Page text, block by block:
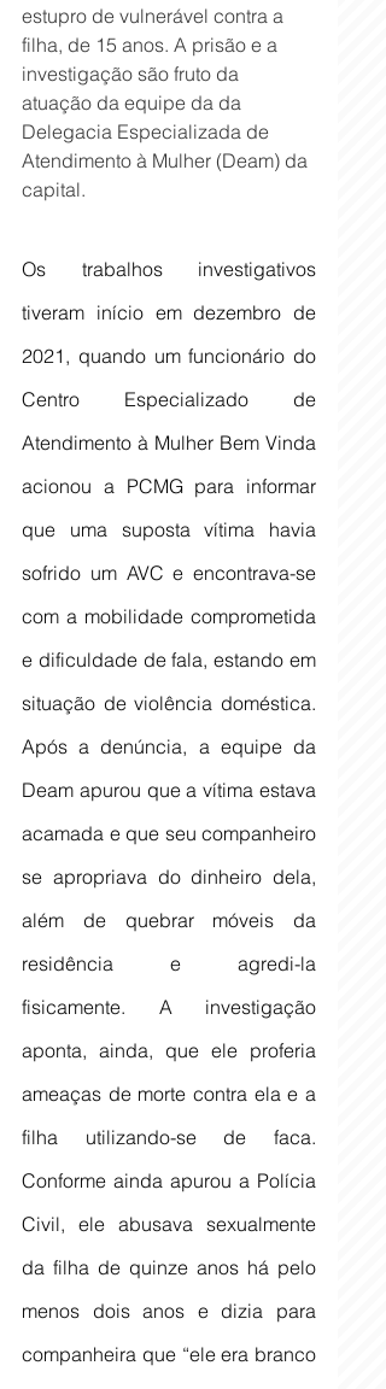
estupro de vulnerável contra a
filha, de 15 anos. A prisão e a
investigação são fruto da
atuação da equipe da da
Delegacia Especializada de
Atendimento à Mulher (Deam) da
capital.
Os trabalhos investigativos
tiveram início em dezembro de
2021, quando um funcionário do
Centro Especializado de
Atendimento à Mulher Bem Vinda
acionou a PCMG para informar
que uma suposta vítima havia
sofrido um AVC e encontrava-se
com a mobilidade comprometida
e dificuldade de fala, estando em
situação de violência doméstica.
Após a denúncia, a equipe da
Deam apurou que a vítima estava
acamada e que seu companheiro
se apropriava do dinheiro dela,
além de quebrar móveis da
residência e agredi-la
fisicamente. A investigação
aponta, ainda, que ele proferia
ameaças de morte contra ela e a
filha utilizando-se de faca.
Conforme ainda apurou a Polícia
Civil, ele abusava sexualmente
da filha de quinze anos há pelo
menos dois anos e dizia para
companheira que “ele era branco